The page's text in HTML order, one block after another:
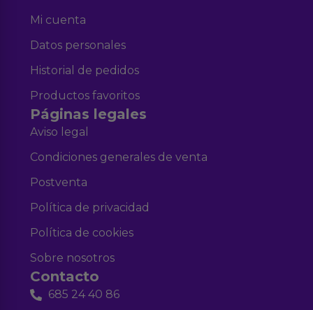
Mi cuenta
Datos personales
Historial de pedidos
Productos favoritos
Páginas legales
Aviso legal
Condiciones generales de venta
Postventa
Política de privacidad
Política de cookies
Sobre nosotros
Contacto
685 24 40 86